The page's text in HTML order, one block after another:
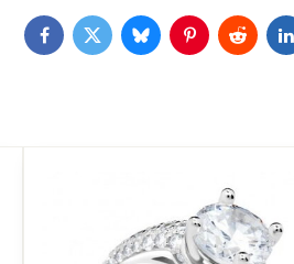
FacebookTwitterBlueskyPinterestReddit